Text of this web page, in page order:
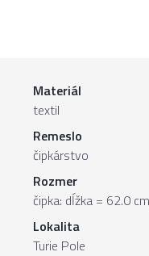
Materiál
textil
Remeslo
čipkárstvo
Rozmer
čipka: dĺžka = 62.0
Lokalita
Turie Pole